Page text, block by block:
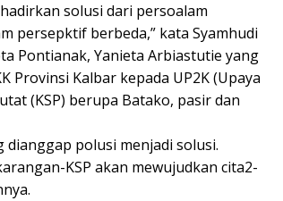
solusi dari persoalam
persepktif berbeda,” kata Syamhudi
Pontianak, Yanieta Arbiastutie yang
Provinsi Kalbar kepada UP2K (Upaya
(KSP) berupa Batako, pasir dan
dianggap polusi menjadi solusi.
KSP akan mewujudkan cita2-